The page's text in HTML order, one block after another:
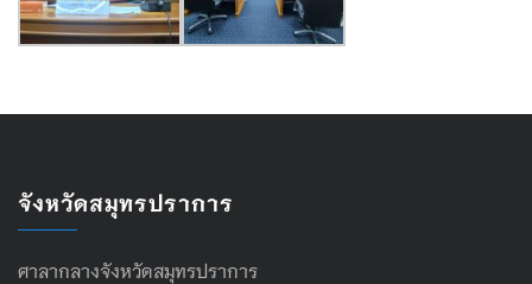
จังหวัดสมุทรปราการ
ศาลากลางจังหวัดสมุทรปราการ